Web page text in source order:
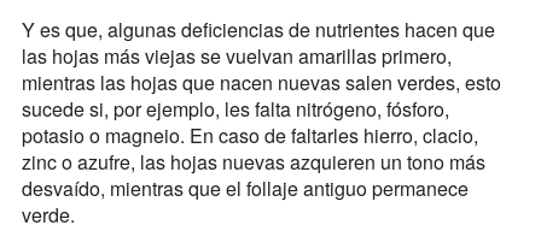
Y es que, algunas deficiencias de nutrientes hacen que
las hojas más viejas se vuelvan amarillas primero,
mientras las hojas que nacen nuevas salen verdes, esto
sucede si, por ejemplo, les falta nitrógeno, fósforo,
potasio o magneio. En caso de faltarles hierro, clacio,
zinc o azufre, las hojas nuevas azquieren un tono más
desvaído, mientras que el follaje antiguo permanece
verde.